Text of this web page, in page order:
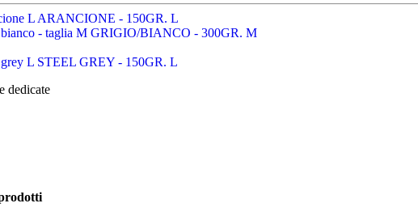
L ARANCIONE - 150GR. L
- taglia M GRIGIO/BIANCO - 300GR. M
L STEEL GREY - 150GR. L
dedicate